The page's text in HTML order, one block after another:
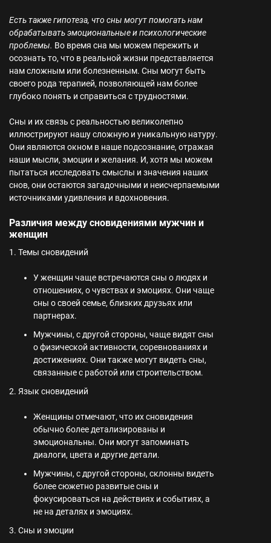
Есть также гипотеза, что сны могут помогать нам
обрабатывать эмоциональные и психологические
проблемы. Во время сна мы можем пережить и
осознать то, что в реальной жизни представляется
нам сложным или болезненным. Сны могут быть
своего рода терапией, позволяющей нам более
глубоко понять и справиться с трудностями.
Сны и их связь с реальностью великолепно
иллюстрируют нашу сложную и уникальную натуру.
Они являются окном в наше подсознание, отражая
наши мысли, эмоции и желания. И, хотя мы можем
пытаться исследовать смыслы и значения наших
снов, они остаются загадочными и неисчерпаемыми
источниками удивления и вдохновения.
Различия между сновидениями мужчин и
женщин
1. Темы сновидений
У женщин чаще встречаются сны о людях и
отношениях, о чувствах и эмоциях. Они чаще
сны о своей семье, близких друзьях или
партнерах.
Мужчины, с другой стороны, чаще видят сны
о физической активности, соревнованиях и
достижениях. Они также могут видеть сны,
связанные с работой или строительством.
2. Язык сновидений
Женщины отмечают, что их сновидения
обычно более детализированы и
эмоциональны. Они могут запоминать
диалоги, цвета и другие детали.
Мужчины, с другой стороны, склонны видеть
более сюжетно развитые сны и
фокусироваться на действиях и событиях, а
не на деталях и эмоциях.
3. Сны и эмоции